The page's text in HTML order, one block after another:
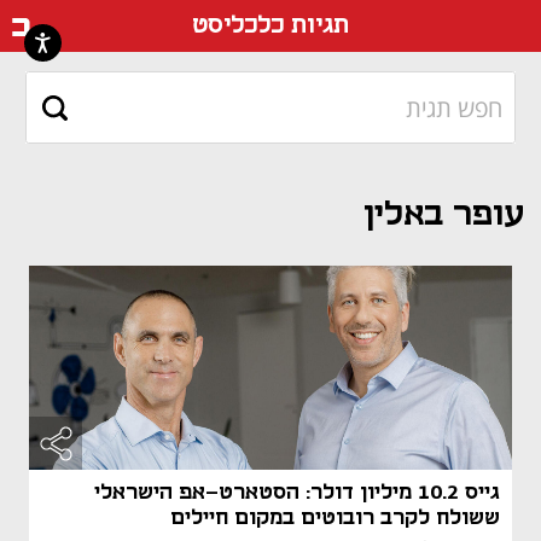
תגיות כלכליסט
עופר באלין
גייס 10.2 מיליון דולר: הסטארט-אפ הישראלי
ששולח לקרב רובוטים במקום חיילים